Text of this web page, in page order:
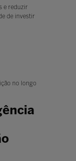
e reduzir
de investir
no longo